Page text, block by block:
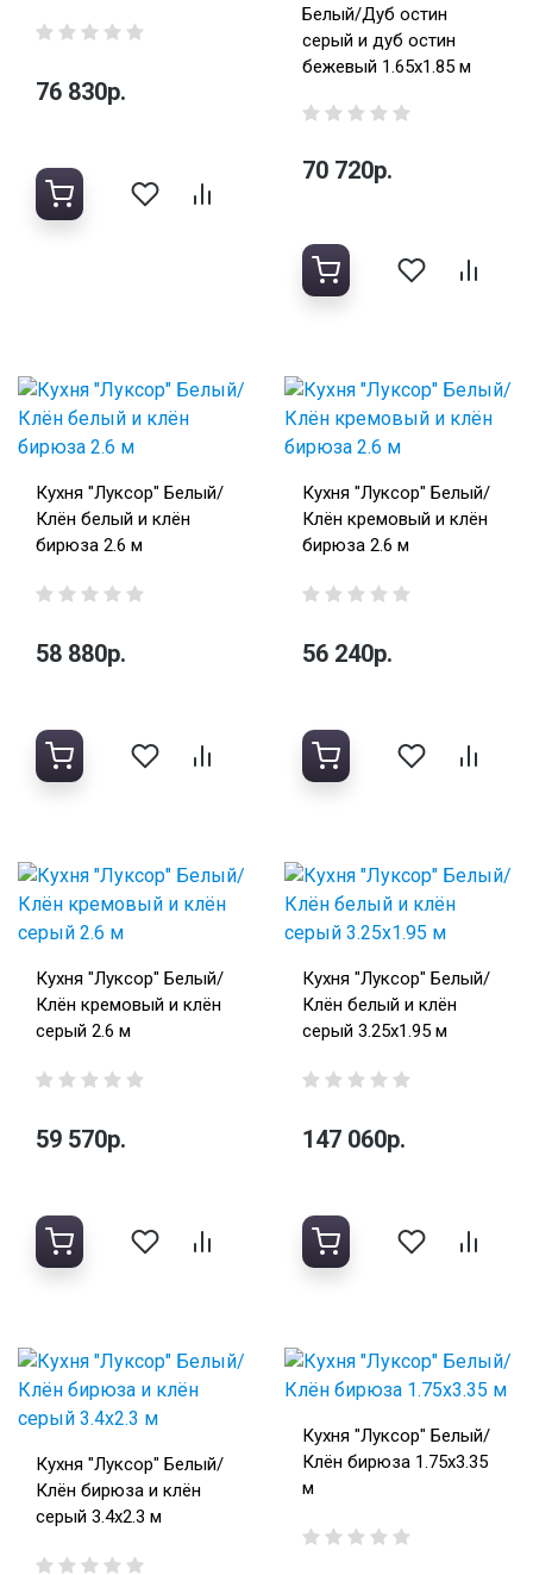
76 830р.
Белый/Дуб остин
серый и дуб остин
бежевый 1.65х1.85 м
70 720р.
Кухня "Луксор" Белый/
Клён белый и клён
бирюза 2.6 м
58 880р.
Кухня "Луксор" Белый/
Клён кремовый и клён
бирюза 2.6 м
56 240р.
Кухня "Луксор" Белый/
Клён кремовый и клён
серый 2.6 м
59 570р.
Кухня "Луксор" Белый/
Клён белый и клён
серый 3.25х1.95 м
147 060р.
Кухня "Луксор" Белый/
Клён бирюза и клён
серый 3.4х2.3 м
Кухня "Луксор" Белый/
Клён бирюза 1.75х3.35
м